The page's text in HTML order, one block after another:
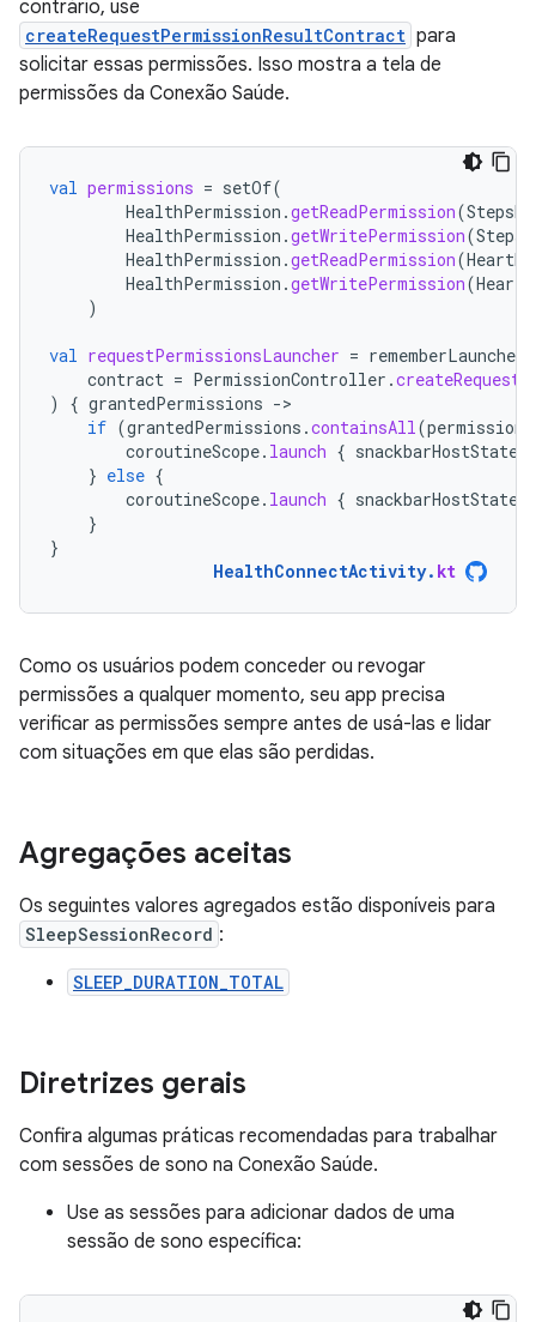
contrário, use
createRequestPermissionResultContract para
solicitar essas permissões. Isso mostra a tela de
permissões da Conexão Saúde.
val permissions = setOf(
HealthPermission .getReadPermission(
HealthPermission .getWritePermission(
HealthPermission .getReadPermission(
HealthPermission .getWritePermission(
)
val requestPermissionsLauncher =
contract = PermissionController .
)
{ grantedPermissions -
if (grantedPermissions .containsAll(permissions
coroutineScope. launch { snackbarHostState
} else {
coroutineScope. launch { snackbarHostState
}
}
HealthConnectActivity. kt
Como os usuários podem conceder ou revogar
permissões a qualquer momento, seu app precisa
verificar as permissões sempre antes de usá-las e lidar
com situações em que elas são perdidas.
Agregações aceitas
Os seguintes valores agregados estão disponíveis para
SleepSessionRecord :
SLEEP_DURATION_TOTAL
Diretrizes gerais
Confira algumas práticas recomendadas para trabalhar
com sessões de sono na Conexão Saúde.
Use as sessões para adicionar dados de uma
sessão de sono específica: